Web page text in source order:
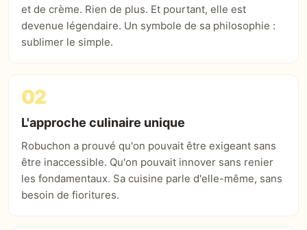
et de crème. Rien de plus. Et pourtant, elle est
devenue légendaire. Un symbole de sa philosophie :
sublimer le simple.
02
L'approche culinaire unique
Robuchon a prouvé qu'on pouvait être exigeant sans
être inaccessible. Qu'on pouvait innover sans renier
les fondamentaux. Sa cuisine parle d'elle-même, sans
besoin de fioritures.